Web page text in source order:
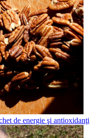
de energie şi antioxidanţi